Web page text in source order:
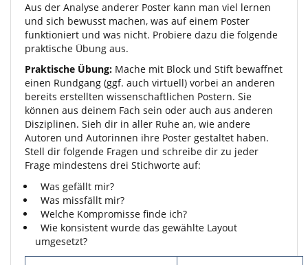
Aus der Analyse anderer Poster kann man viel lernen
und sich bewusst machen, was auf einem Poster
funktioniert und was nicht. Probiere dazu die folgende
praktische Übung aus.
Praktische Übung: Mache mit Block und Stift bewaffnet
einen Rundgang (ggf. auch virtuell) vorbei an anderen
bereits erstellten wissenschaftlichen Postern. Sie
können aus deinem Fach sein oder auch aus anderen
Disziplinen. Sieh dir in aller Ruhe an, wie andere
Autoren und Autorinnen ihre Poster gestaltet haben.
Stell dir folgende Fragen und schreibe dir zu jeder
Frage mindestens drei Stichworte auf:
Was gefällt mir?
Was missfällt mir?
Welche Kompromisse finde ich?
Wie konsistent wurde das gewählte Layout
umgesetzt?